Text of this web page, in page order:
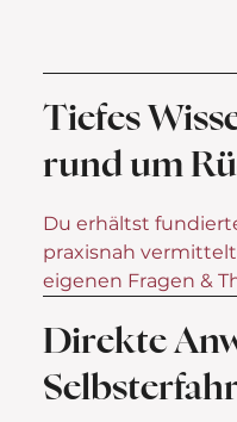
Tiefes
rund um
Du erhältst
praxisnah
eigenen Fragen &
Direkte